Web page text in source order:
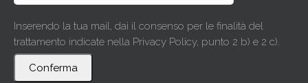
Inserendo la tua mail, dai il consenso per le finalità del
trattamento indicate nella Privacy Policy, punto 2 b) e 2 c).
Conferma